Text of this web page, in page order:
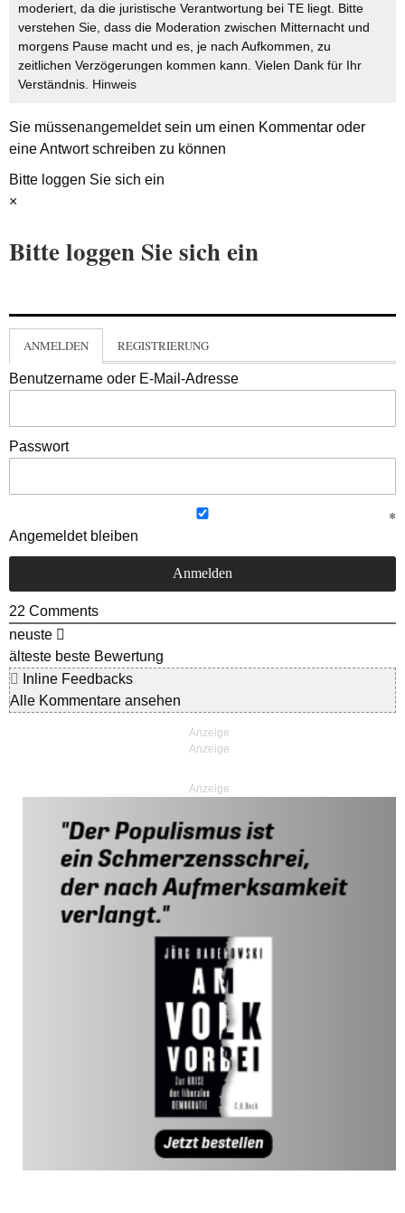
moderiert, da die juristische Verantwortung bei TE liegt. Bitte
verstehen Sie, dass die Moderation zwischen Mitternacht und
morgens Pause macht und es, je nach Aufkommen, zu
zeitlichen Verzögerungen kommen kann. Vielen Dank für Ihr
Verständnis. Hinweis
Sie müssenangemeldetsein um einen Kommentar oder
eine Antwort schreiben zu können
Bitte loggen Sie sich ein
×
Bitte loggen Sie sich ein
ANMELDEN REGISTRIERUNG
Benutzername oder E-Mail-Adresse
Passwort
Angemeldet bleiben
22 Comments
neuste
älteste beste Bewertung
Inline Feedbacks
Alle Kommentare ansehen
Anzeige